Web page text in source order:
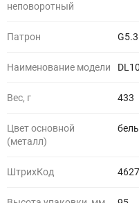
неповоротный
Патрон G5.3
Наименование модели
Вес, г 433
Цвет основной
(металл)
ШтрихКод